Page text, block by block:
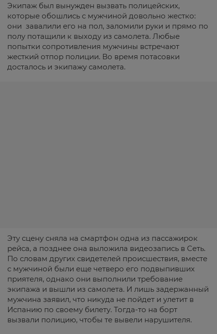
Экипаж был вынужден вызвать полицейских,
которые обошлись с мужчиной довольно жестко:
они завалили его на пол, заломили руки и прямо по
полу потащили к выходу из самолета. Любые
попытки сопротивления мужчины встречают
жесткий отпор полиции. Во время потасовки
досталось и экипажу самолета.
Эту сцену сняла на смартфон одна из пассажирок
рейса, а позднее она выложила видеозапись в Сеть.
По словам других свидетелей происшествия, вместе
с мужчиной были еще четверо его подвыпивших
приятеля, однако они выполнили требование
экипажа и вышли из самолета. И лишь задержанный
мужчина заявил, что никуда не пойдет и улетит в
Испанию по своему билету. Тогда-то на борт
вызвали полицию, чтобы те вывели нарушителя.